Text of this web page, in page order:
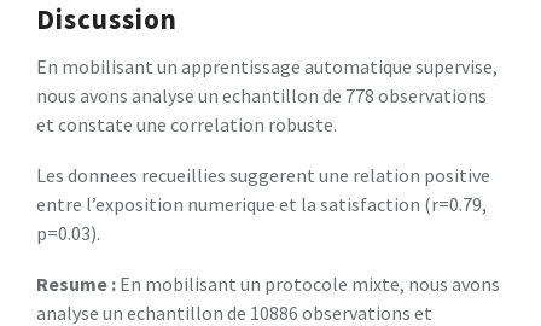
Discussion
En mobilisant un apprentissage automatique supervise,
nous avons analyse un echantillon de 778 observations
et constate une correlation robuste.
Les donnees recueillies suggerent une relation positive
entre l’exposition numerique et la satisfaction (r=0.79,
p=0.03).
Resume : En mobilisant un protocole mixte, nous avons
analyse un echantillon de 10886 observations et